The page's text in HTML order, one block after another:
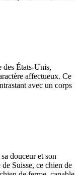
des États-Unis,
affectueux. Ce
avec un corps
douceur et son
Suisse, ce chien de